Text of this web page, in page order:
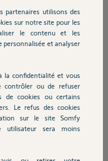
de discussion
partenaires utilisons des
sur notre site pour les
le contenu et les
personnalisée et analyser
la confidentialité et vous
contrôler ou de refuser
de cookies ou certains
Le refus des cookies
sur le site Somfy
utilisateur sera moins